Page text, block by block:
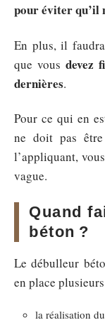
pour éviter qu’il
En plus, il
que vous devez
dernières.
Pour ce qui en
ne doit pas
l’appliquant,
vague.
Quand
béton ?
Le débulleur
en place
la réalisation